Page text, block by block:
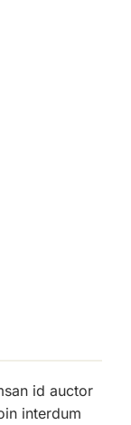
id auctor
interdum